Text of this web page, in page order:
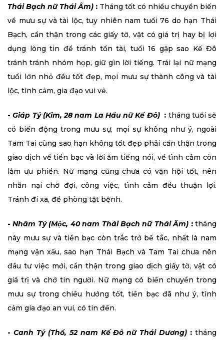
Thái Bạch nữ Thái Âm) : Tháng tốt có nhiều chuyển biến
về mưu sự và tài lộc, tuy nhiên nam tuổi 76 do hạn Thái
Bạch, cẩn thận trong các giấy tờ, vật có giá trị hay bị lợi
dụng lòng tin để tránh tổn tài, tuổi 16 gặp sao Kế Đô
tránh tránh nhóm họp, giữ gìn lời tiếng. Trái lại nữ mạng
tuổi lớn nhỏ đều tốt đẹp, mọi mưu sự thành công và tài
lộc, tình cảm, gia đạo vui vẻ.
-Giáp Tý (Kim, 28 nam La Hầu nữ Kế Đô): tháng tuổi sẽ
có biến động trong mưu sự, mọi sự không như ý, ngoài
Tam Tai cùng sao hạn không tốt đẹp phải cẩn thận trong
giao dịch về tiền bạc và lời ăm tiếng nói, về tình cảm còn
lắm ưu phiền. Nữ mạng cũng chưa có vận hội tốt, nên
nhẫn nại chờ đợi, công việc, tình cảm đều thuận lợi.
Tránh đi xa, đề phòng tật bệnh.
-Nhâm Tý (Mộc, 40 nam Thái Bạch nữ Thái Âm) :tháng
này mưu sự và tiền bạc còn trắc trở bế tắc, nhất là nam
mạng vận xấu, sao hạn Thái Bạch và Tam Tai chưa nên
đầu tư việc mới, cẩn thận trong giao dịch giấy tờ, vật có
giá trị và chớ tin người. Nữ mạng có biến chuyển trong
mưu sự trong chiều hướng tốt, tiền bạc đã như ý, tình
cảm gia đạo an vui, có tin đến.
- Canh Tý (Thổ, 52 nam Kế Đô nữ Thái Dương) : tháng